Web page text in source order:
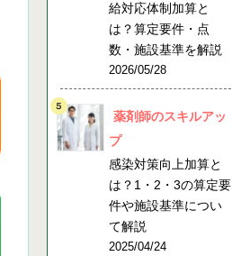
給対応体制加算と
は？算定要件・点
数・施設基準を解説
2026/05/28
薬剤師のスキルアッ
プ
感染対策向上加算と
は？1・2・3の算定要
件や施設基準につい
て解説
2025/04/24